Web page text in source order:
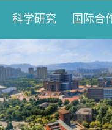
科学研究 国际合